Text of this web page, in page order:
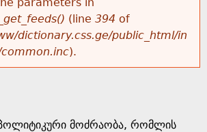
(line 394 of
dictionary.css.ge/public_html/in
).
მოძრაობა, რომლის